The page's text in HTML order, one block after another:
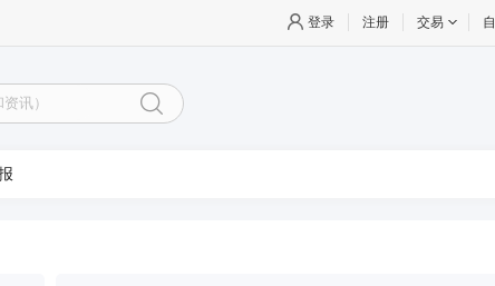
登录 注册 交易